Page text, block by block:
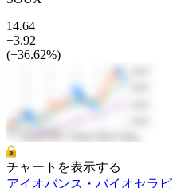
14.64
+3.92
(+36.62%)
チャートを表示する
アイオバンス・バイオセラ